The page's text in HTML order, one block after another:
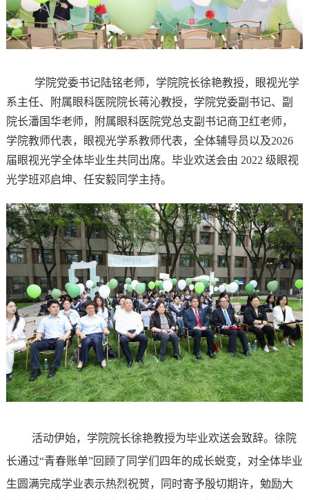
学院党委书记陆铭老师，学院院长徐艳教授，眼视光学
系主任、附属眼科医院院长蒋沁教授，学院党委副书记、副
院长潘国华老师，附属眼科医院党总支副书记商卫红老师，
学院教师代表，眼视光学系教师代表，全体辅导员以及2026
届眼视光学全体毕业生共同出席。毕业欢送会由 2022 级眼视
光学班邓启坤、任安毅同学主持。
活动伊始，学院院长徐艳教授为毕业欢送会致辞。徐院
长通过“青春账单”回顾了同学们四年的成长蜕变，对全体毕业
生圆满完成学业表示热烈祝贺，同时寄予殷切期许，勉励大